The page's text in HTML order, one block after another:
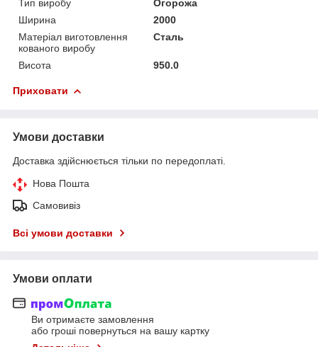
Тип виробу
Огорожа
Ширина
2000
Матеріал виготовлення
кованого виробу
Сталь
Висота 950.0
Приховати
Умови доставки
Доставка здійснюється тільки по передоплаті.
Нова Пошта
Самовивіз
Всі умови доставки
Умови оплати
Ви отримаєте замовлення
або гроші повернуться на вашу картку